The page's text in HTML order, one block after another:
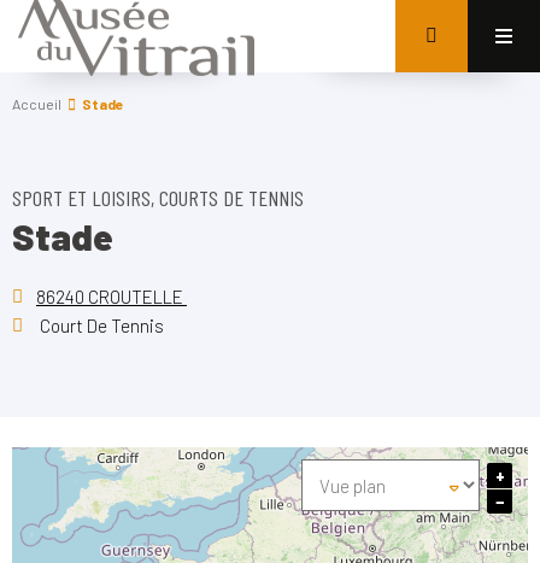
Accueil Stade
SPORT ET LOISIRS, COURTS DE TENNIS
Stade
86240 CROUTELLE
Court De Tennis
+
−